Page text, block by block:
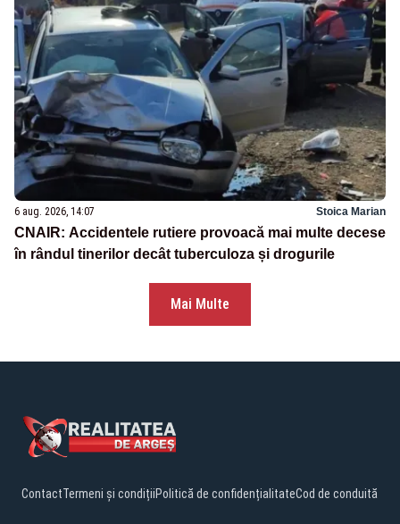
6 aug. 2026, 14:07 Stoica Marian
CNAIR: Accidentele rutiere provoacă mai multe decese
în rândul tinerilor decât tuberculoza și drogurile
Mai Multe
ContactTermeni și condițiiPolitică de confidențialitateCod de conduită